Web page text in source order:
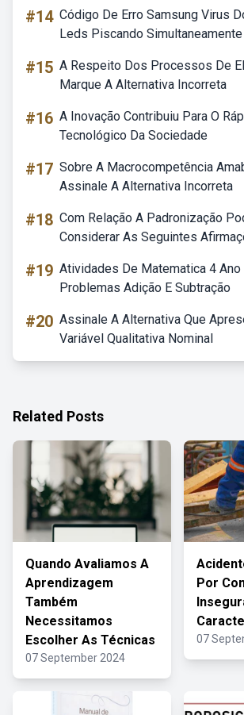
#14 Código De Erro Samsung Virus
Leds Piscando Simultaneamente
#15 A Respeito Dos Processos De
Marque A Alternativa Incorreta
#16 A Inovação Contribuiu Para O
Tecnológico Da Sociedade
#17 Sobre A Macrocompetência
Assinale A Alternativa Incorreta
#18 Com Relação A Padronização
Considerar As Seguintes
#19 Atividades De Matematica 4
Problemas Adição E Subtração
#20 Assinale A Alternativa Que
Variável Qualitativa Nominal
Related Posts
Quando Avaliamos A
Aprendizagem
Também
Necessitamos
Escolher As Técnicas
07 September 2024
Por
07